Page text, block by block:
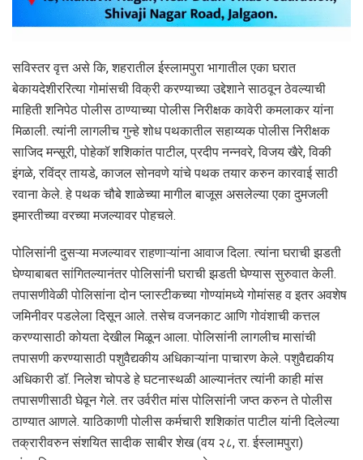
सविस्तर वृत्त असे कि, शहरातील ईस्लामपुरा भागातील एका घरात
बेकायदेशीररित्या गोमांसची विक्री करण्याच्या उद्देशाने साठवून ठेवल्याची
माहिती शनिपेठ पोलीस ठाण्याच्या पोलीस निरीक्षक कावेरी कमलाकर यांना
मिळाली. त्यांनी लागलीच गुन्हे शोध पथकातील सहाय्यक पोलीस निरीक्षक
साजिद मन्सूरी, पोहेकॉ शशिकांत पाटील, प्रदीप नन्नवरे, विजय खैरे, विकी
इंगळे, रविंद्र तायडे, काजल सोनवणे यांचे पथक तयार करुन कारवाई साठी
रवाना केले. हे पथक चौबे शाळेच्या मागील बाजूस असलेल्या एका दुमजली
इमारतीच्या वरच्या मजल्यावर पोहचले.
पोलिसांनी दुसऱ्या मजल्यावर राहणाऱ्यांना आवाज दिला. त्यांना घराची झडती
घेण्याबाबत सांगितल्यानंतर पोलिसांनी घराची झडती घेण्यास सुरुवात केली.
तपासणीवेळी पोलिसांना दोन प्लास्टीकच्या गोण्यांमध्ये गोमांसह व इतर अवशेष
जमिनीवर पडलेला दिसून आले. तसेच वजनकाट आणि गोवंशाची कत्तल
करण्यासाठी कोयता देखील मिळून आला. पोलिसांनी लागलीच मासांची
तपासणी करण्यासाठी पशुवैद्यकीय अधिकाऱ्यांना पाचारण केले. पशुवैद्यकीय
अधिकारी डॉ. निलेश चोपडे हे घटनास्थळी आल्यानंतर त्यांनी काही मांस
तपासणीसाठी घेवून गेले. तर उर्वरीत मांस पोलिसांनी जप्त करुन ते पोलीस
ठाण्यात आणले. याठिकाणी पोलीस कर्मचारी शशिकांत पाटील यांनी दिलेल्या
तक्रारीवरुन संशयित सादीक साबीर शेख (वय २८, रा. ईस्लामपुरा)